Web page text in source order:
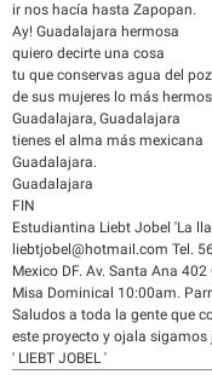
ir nos hacía hasta Zapopan.
Ay! Guadalajara hermosa
quiero decirte una cosa
tu que conservas agua del
de sus mujeres lo más
Guadalajara, Guadalajara
tienes el alma más mexicana
Guadalajara.
Guadalajara
FIN
Estudiantina Liebt Jobel 'La
liebtjobel@hotmail.com Tel.
Mexico DF. Av. Santa Ana
Misa Dominical 10:00am.
Saludos a toda la gente que
este proyecto y ojala
' LIEBT JOBEL '